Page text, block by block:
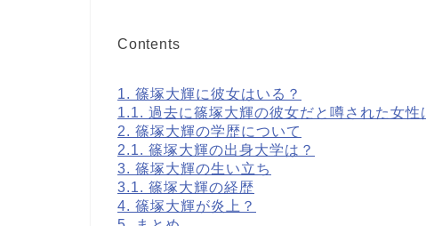
Contents
1. 篠塚大輝に彼女はいる？
1.1. 過去に篠塚大輝の彼女だと噂された女性
2. 篠塚大輝の学歴について
2.1. 篠塚大輝の出身大学は？
3. 篠塚大輝の生い立ち
3.1. 篠塚大輝の経歴
4. 篠塚大輝が炎上？